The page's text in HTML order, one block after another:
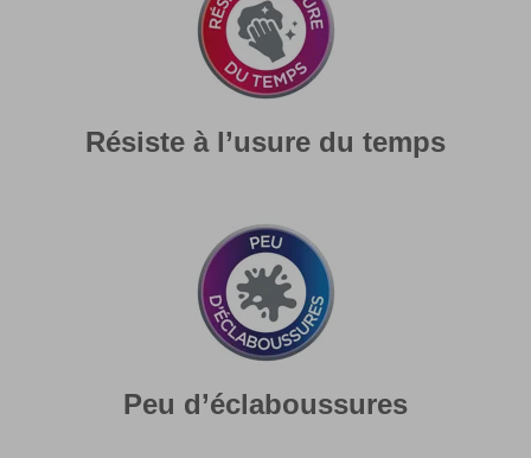
Résiste à l’usure du temps
Peu d’éclaboussures